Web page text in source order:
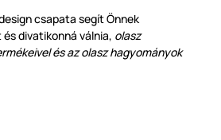
csapata segít Önnek
divatikonná válnia, olasz
és az olasz hagyományok